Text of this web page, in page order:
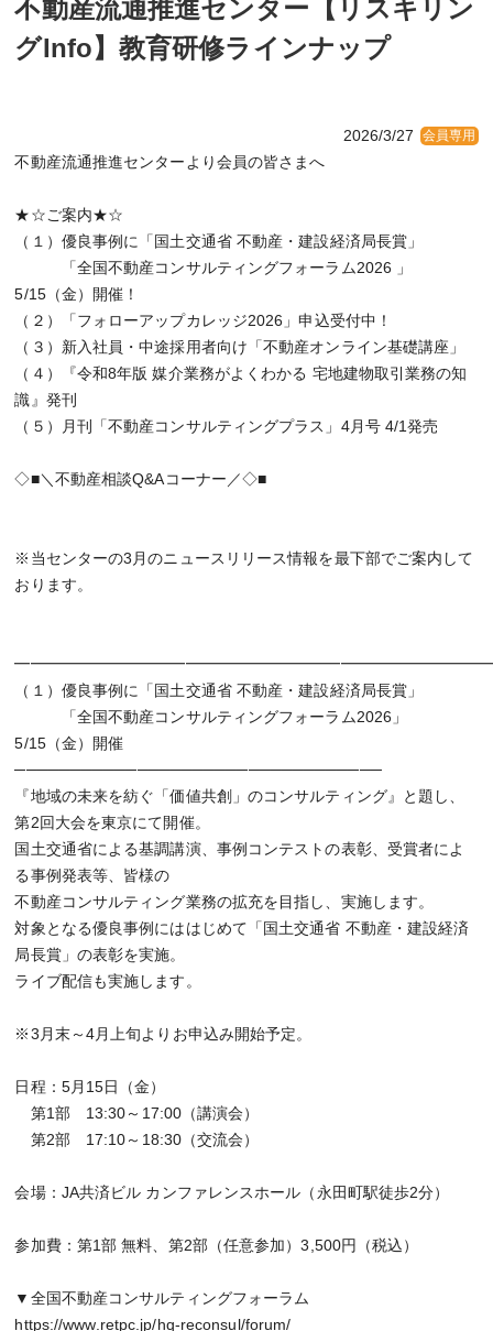
不動産流通推進センター【リスキリン
グInfo】教育研修ラインナップ
2026/3/27 会員専用
不動産流通推進センターより会員の皆さまへ
★☆ご案内★☆
（１）優良事例に「国土交通省 不動産・建設経済局長賞」
「全国不動産コンサルティングフォーラム2026 」
5/15（金）開催！
（２）「フォローアップカレッジ2026」申込受付中！
（３）新入社員・中途採用者向け「不動産オンライン基礎講座」
（４）『令和8年版 媒介業務がよくわかる 宅地建物取引業務の知
識』発刊
（５）月刊「不動産コンサルティングプラス」4月号 4/1発売
◇■＼不動産相談Q&Aコーナー／◇■
※当センターの3月のニュースリリース情報を最下部でご案内して
おります。
（１）優良事例に「国土交通省 不動産・建設経済局長賞」
「全国不動産コンサルティングフォーラム2026」
5/15（金）開催
─────────────────────────────────
『地域の未来を紡ぐ「価値共創」のコンサルティング』と題し、
第2回大会を東京にて開催。
国土交通省による基調講演、事例コンテストの表彰、受賞者によ
る事例発表等、皆様の
不動産コンサルティング業務の拡充を目指し、実施します。
対象となる優良事例にははじめて「国土交通省 不動産・建設経済
局長賞」の表彰を実施。
ライブ配信も実施します。
※3月末～4月上旬よりお申込み開始予定。
日程：5月15日（金）
第1部 13:30～17:00（講演会）
第2部 17:10～18:30（交流会）
会場：JA共済ビル カンファレンスホール（永田町駅徒歩2分）
参加費：第1部 無料、第2部（任意参加）3,500円（税込）
▼全国不動産コンサルティングフォーラム
https://www.retpc.jp/hq-reconsul/forum/